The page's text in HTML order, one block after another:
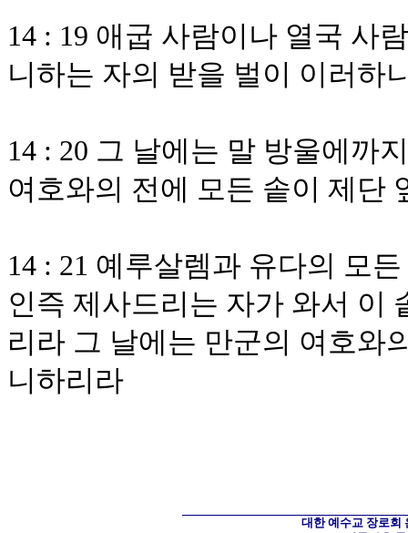
14 : 19 애굽 사람이나 열국 사
니하는 자의 받을 벌이 이러하
14 : 20 그 날에는 말 방울에까
여호와의 전에 모든 솥이 제단
14 : 21 예루살렘과 유다의 모
인즉 제사드리는 자가 와서 이
리라 그 날에는 만군의 여호와
니하리라
대한 예수교 장로회